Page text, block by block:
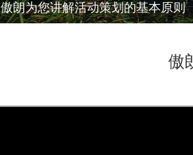
傲朗为您讲解活动策划的基本原则
傲